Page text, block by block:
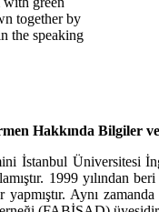
together by
the speaking
Hakkında Bilgiler
İstanbul Üniversitesi
1999 yılından
Aynı